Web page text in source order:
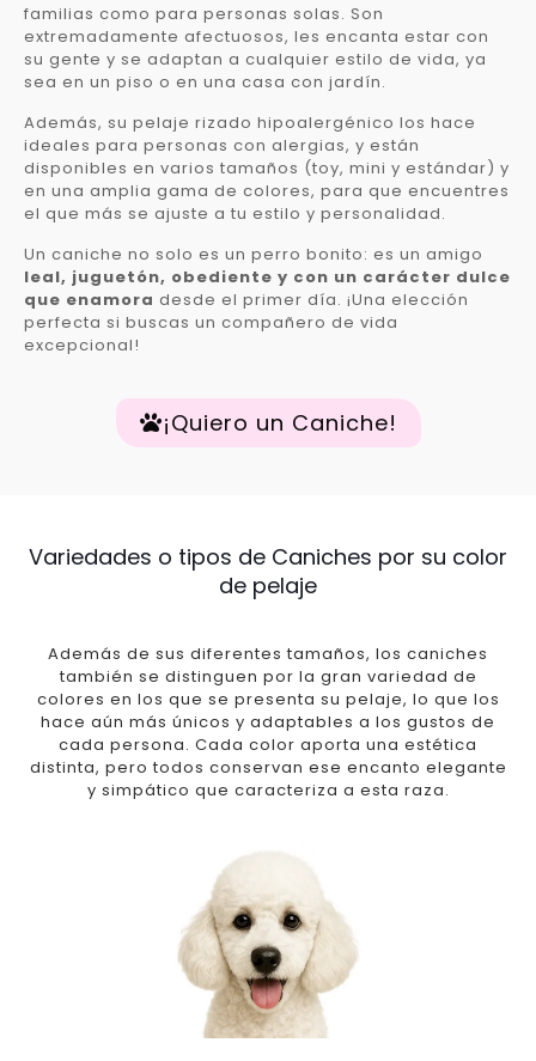
familias como para personas solas. Son
extremadamente afectuosos, les encanta estar con
su gente y se adaptan a cualquier estilo de vida, ya
sea en un piso o en una casa con jardín.
Además, su pelaje rizado hipoalergénico los hace
ideales para personas con alergias, y están
disponibles en varios tamaños (toy, mini y estándar) y
en una amplia gama de colores, para que encuentres
el que más se ajuste a tu estilo y personalidad.
Un caniche no solo es un perro bonito: es un amigo
leal, juguetón, obediente y con un carácter dulce
que enamora desde el primer día. ¡Una elección
perfecta si buscas un compañero de vida
excepcional!
¡Quiero un Caniche!
Variedades o tipos de Caniches por su color
de pelaje
Además de sus diferentes tamaños, los caniches
también se distinguen por la gran variedad de
colores en los que se presenta su pelaje, lo que los
hace aún más únicos y adaptables a los gustos de
cada persona. Cada color aporta una estética
distinta, pero todos conservan ese encanto elegante
y simpático que caracteriza a esta raza.